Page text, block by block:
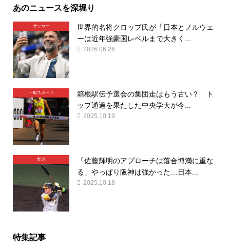
あのニュースを深堀り
サッカー
世界的名将クロップ氏が「日本とノルウェ
ーは近年強豪国レベルまで大きく...
2026.06.26
一般スポーツ
箱根駅伝予選会の集団走はもう古い？ ト
ップ通過を果たした中央学大が今...
2025.10.19
野球
「佐藤輝明のアプローチは落合博満に重な
る」やっぱり阪神は強かった…日本...
2025.10.18
特集記事